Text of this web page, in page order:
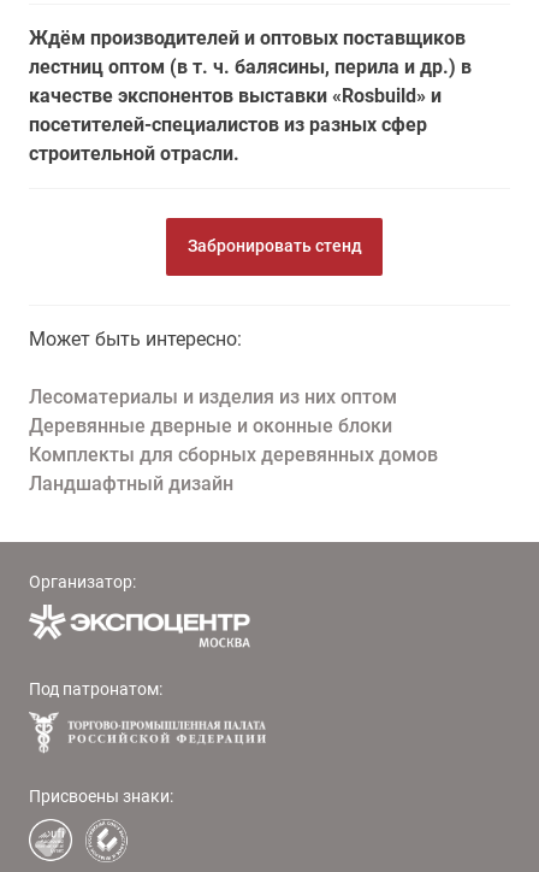
Ждём производителей и оптовых поставщиков
лестниц оптом (в т. ч. балясины, перила и др.) в
качестве экспонентов выставки «Rosbuild» и
посетителей-специалистов из разных сфер
строительной отрасли.
Забронировать стенд
Может быть интересно:
Лесоматериалы и изделия из них оптом
Деревянные дверные и оконные блоки
Комплекты для сборных деревянных домов
Ландшафтный дизайн
Организатор:
Под патронатом:
Присвоены знаки: